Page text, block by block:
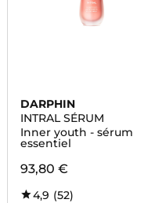
DARPHIN
INTRAL SÉRUM
Inner youth - sérum
essentiel
93,80 €
4,9 (52)